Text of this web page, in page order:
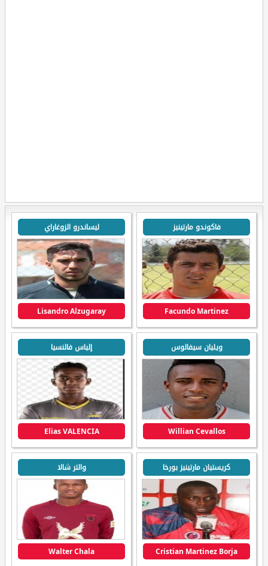
فاكوندو مارتينيز
Facundo Martinez
ليساندرو الزوغاراي
Lisandro Alzugaray
ويليان سيفالوس
Willian Cevallos
إلياس فالنسيا
Elias VALENCIA
كريستيان مارتينيز بورخا
Cristian Martinez Borja
والتر شالا
Walter Chala